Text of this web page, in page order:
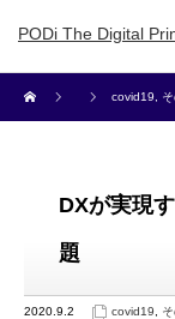
PODi The Digital
covid19
DXが実現
題
2020.9.2 covid19